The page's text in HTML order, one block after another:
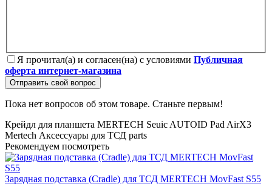
Я прочитал(а) и согласен(на) с условиями Публичная
оферта интернет-магазина
Отправить свой вопрос
Пока нет вопросов об этом товаре. Станьте первым!
Крейдл для планшета MERTECH Seuic AUTOID Pad AirX3
Mertech Аксессуары для ТСД parts
Рекомендуем посмотреть
Зарядная подставка (Cradle) для ТСД MERTECH MovFast S55